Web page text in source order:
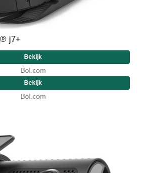
j7+
Bekijk
Bol.com
Bekijk
Bol.com